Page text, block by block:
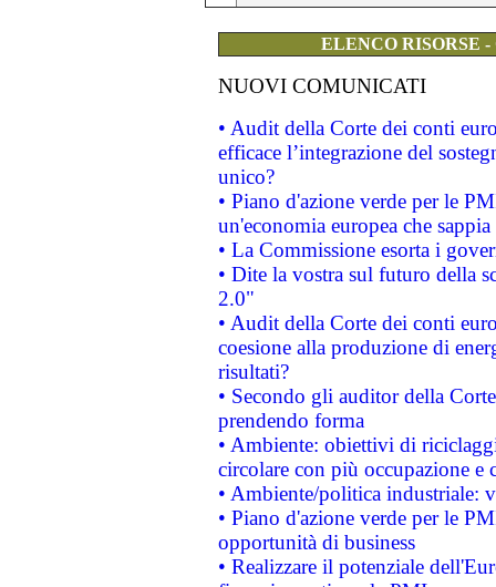
ELENCO RISORSE
NUOVI COMUNICATI
• Audit della Corte dei conti
efficace l’integrazione del
unico?
• Piano d'azione verde per le
un'economia europea che
• La Commissione esorta i
• Dite la vostra sul futuro della
2.0"
• Audit della Corte dei conti
coesione alla produzione di
risultati?
• Secondo gli auditor della
prendendo forma
• Ambiente: obiettivi di
circolare con più occupazione e
• Ambiente/politica industriale:
• Piano d'azione verde per le
opportunità di business
• Realizzare il potenziale